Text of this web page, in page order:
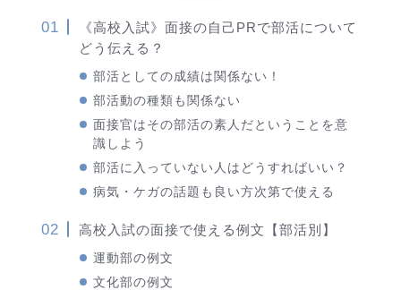
《高校入試》面接の自己PRで部活について
どう伝える？
部活としての成績は関係ない！
部活動の種類も関係ない
面接官はその部活の素人だということを意
識しよう
部活に入っていない人はどうすればいい？
病気・ケガの話題も良い方次第で使える
高校入試の面接で使える例文【部活別】
運動部の例文
文化部の例文